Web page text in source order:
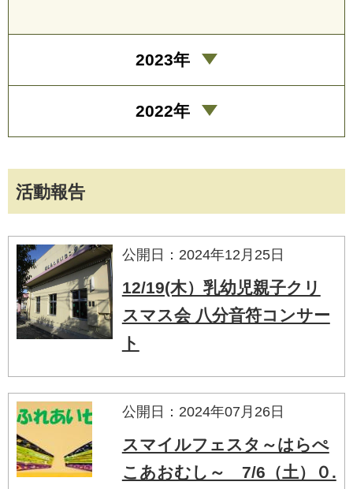
活動報告
公開日：2024年12月25日
12/19(木）乳幼児親子クリ
スマス会 八分音符コンサー
ト
公開日：2024年07月26日
スマイルフェスタ～はらぺ
こあおむし～ 7/6（土）０.
2023年
2022年